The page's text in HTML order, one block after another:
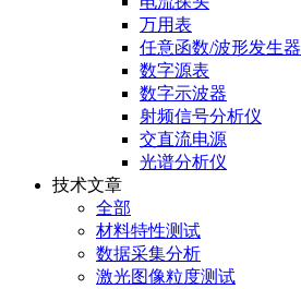
万用表
任意函数/波形发生器
数字源表
数字示波器
射频信号分析仪
交直流电源
光谱分析仪
技术文章
全部
材料特性测试
数据采集分析
激光图像粒度测试